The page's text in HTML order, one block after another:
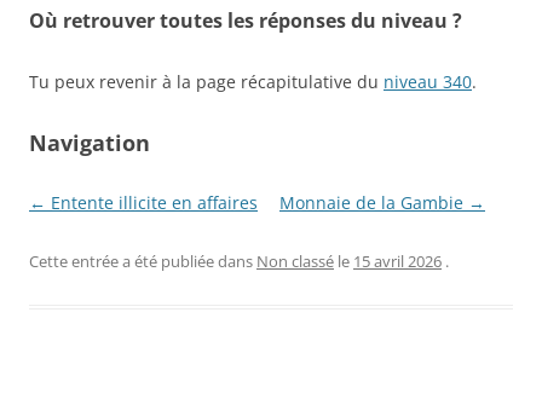
Où retrouver toutes les réponses du niveau ?
Tu peux revenir à la page récapitulative du niveau 340.
Navigation
← Entente illicite en affaires Monnaie de la Gambie →
Cette entrée a été publiée dans Non classé le 15 avril 2026 .